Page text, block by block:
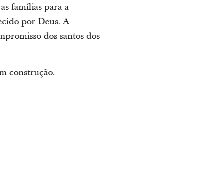
famílias para a
por Deus. A
dos santos dos
construção.